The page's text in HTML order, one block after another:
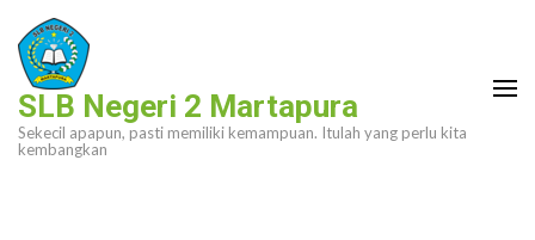
Lompat
ke
konten
(Tekan
Enter)
SLB Negeri 2 Martapura
Sekecil apapun, pasti memiliki kemampuan. Itulah yang perlu kita
kembangkan